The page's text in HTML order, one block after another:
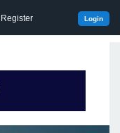
Register Login